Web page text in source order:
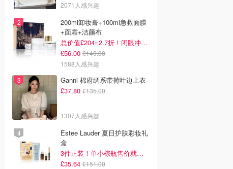
2071人感兴趣
200ml卸妆膏+100ml急救面膜
+面霜+洁颜布
总价值£204=2.7折！闭眼冲这套！
£56.00 £140.00
1588人感兴趣
Ganni 棉府绸系带荷叶边上衣
£37.80 £135.00
1307人感兴趣
Estee Lauder 夏日护肤彩妆礼
盒
3件正装！单小棕瓶售价就要£65！
£35.64 £151.00